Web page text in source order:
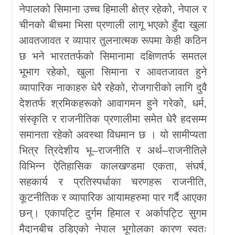
नेपालको सिमाना उच्च हिमाली क्षेत्र रहेको, नेपाल र
चीनको बीचमा भिसा प्रणाली लागू भएको हुँदा खुला
आवतजावत र व्यापार तुलनात्मक रूपमा केही कठिन
छ भने भारततर्फको सिमानामा दक्षिणतर्फ समतल
भूभाग रहेको, खुला सिमाना र आवतजावत हुने
व्यापारिक नाकाहरु धेरै रहेको, रोजगारीको लागि दुवै
देशतर्फ श्रमिकहरूको आवागमन हुने गरेको, धर्म,
संस्कृति र राजनीतिक प्रणालीमा समेत धेरै हदसम्म
समानता रहेको अवस्था विधमान छ । यो सामीप्यता
भित्र त्रिदेशीय भू–राजनीति र अर्थ–राजनीतिले
विभिन्न ऐतिहासिक कालखण्डमा एकता, संघर्ष,
सहकार्य र प्रतिस्पर्धाका चरणहरू राजनीति,
कूटनीतिक र व्यापारिक आयामहरुमा पार गर्दै आएका
छन्। एकापट्टि दुर्गम हिमाल र अर्कापट्टि सुगम
मैदानबीच ठडिएको नेपाल भूगोलका कारण स्वतः